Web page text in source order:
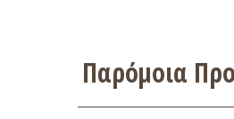
Παρόμοια